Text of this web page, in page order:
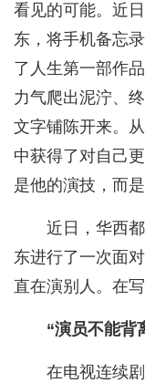
看见的可能。近
东，将手机备忘
了人生第一部作
力气爬出泥泞、
文字铺陈开来。
中获得了对自己
是他的演技，而
近日，华西
东进行了一次面
直在演别人。在
“演员不能背
在电视连续